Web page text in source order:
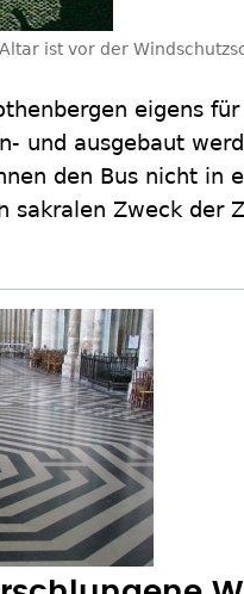
ist vor der
eigens
und ausgebaut
den Bus nicht in
sakralen Zweck der